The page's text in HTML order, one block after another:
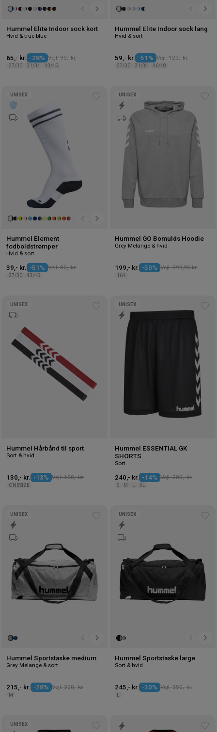
Hummel Elite Indoor sock kort
Hvid & true blue
65,- kr. -28% Vejl. 90,- kr.
27/30 31/34 43/45
Hummel Elite Indoor sock lang
Hvid & sort
59,- kr. -51% Vejl. 120,- kr.
27/30 31/34 46/48
ønskeliste
UNISEX
Hummel Element
fodboldstrømper
Hvid & sort
39,- kr. -51% Vejl. 80,- kr.
27/30 43/45
UNISEX
Hummel GO Bomulds Hoodie
Grey Melange & hvid
199,- kr. -50% Vejl. 399,95 kr.
164
ønskeliste
UNISEX
Hummel Hårbånd til sport
Sort & hvid
130,- kr. -13% Vejl. 150,- kr.
ONESIZE
UNISEX
Hummel ESSENTIAL GK
SHORTS
Sort
240,- kr. -14% Vejl. 280,- kr.
S M XL
ønskeliste
UNISEX
Hummel Sportstaske medium
Grey Melange & sort
215,- kr. -28% Vejl. 300,- kr.
M
UNISEX
Hummel Sportstaske large
Sort & hvid
245,- kr. -30% Vejl. 350,- kr.
UNISEX